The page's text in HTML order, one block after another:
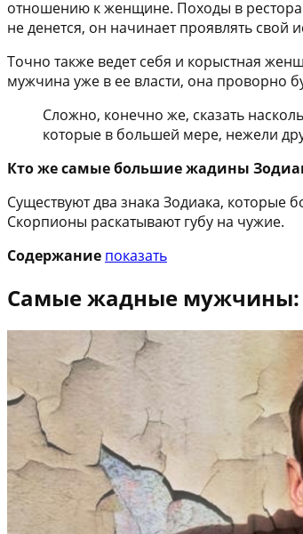
отношению к женщине. Походы в
не денется, он начинает проявлять свой
Точно также ведет себя и корыстная
мужчина уже в ее власти, она проворно
Сложно, конечно же, сказать
которые в большей мере, нежели
Кто же самые большие жадины
Существуют два знака Зодиака, которые
Скорпионы раскатывают губу на чужие.
Содержание показать
Самые жадные мужчины: